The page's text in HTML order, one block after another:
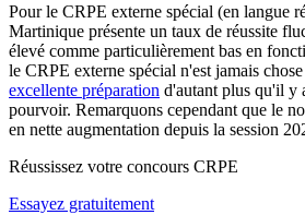
Pour le CRPE externe spécial (en langue
Martinique présente un taux de réussite
élevé comme particulièrement bas en
le CRPE externe spécial n'est jamais
excellente préparation d'autant plus qu'il y
pourvoir. Remarquons cependant que le
en nette augmentation depuis la session
Réussissez votre concours CRPE
Essayez gratuitement